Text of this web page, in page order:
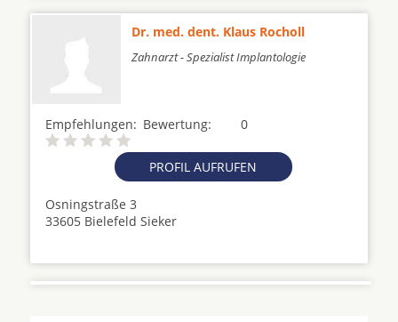
Dr. med. dent. Klaus Rocholl
Zahnarzt - Spezialist Implantologie
Empfehlungen: 0
Bewertung:
PROFIL AUFRUFEN
Osningstraße 3
33605 Bielefeld Sieker